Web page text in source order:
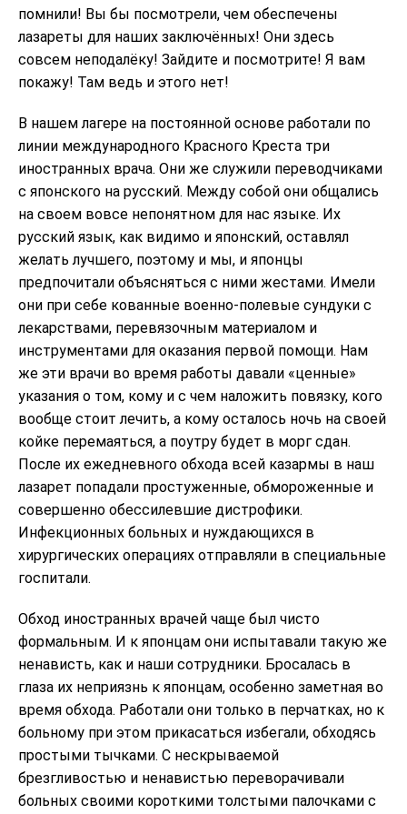
помнили! Вы бы посмотрели, чем обеспечены
лазареты для наших заключённых! Они здесь
совсем неподалёку! Зайдите и посмотрите! Я вам
покажу! Там ведь и этого нет!
В нашем лагере на постоянной основе работали по
линии международного Красного Креста три
иностранных врача. Они же служили переводчиками
с японского на русский. Между собой они общались
на своем вовсе непонятном для нас языке. Их
русский язык, как видимо и японский, оставлял
желать лучшего, поэтому и мы, и японцы
предпочитали объясняться с ними жестами. Имели
они при себе кованные военно-полевые сундуки с
лекарствами, перевязочным материалом и
инструментами для оказания первой помощи. Нам
же эти врачи во время работы давали «ценные»
указания о том, кому и с чем наложить повязку, кого
вообще стоит лечить, а кому осталось ночь на своей
койке перемаяться, а поутру будет в морг сдан.
После их ежедневного обхода всей казармы в наш
лазарет попадали простуженные, обмороженные и
совершенно обессилевшие дистрофики.
Инфекционных больных и нуждающихся в
хирургических операциях отправляли в специальные
госпитали.
Обход иностранных врачей чаще был чисто
формальным. И к японцам они испытавали такую же
ненависть, как и наши сотрудники. Бросалась в
глаза их неприязнь к японцам, особенно заметная во
время обхода. Работали они только в перчатках, но к
больному при этом прикасаться избегали, обходясь
простыми тычками. С нескрываемой
брезгливостью и ненавистью переворачивали
больных своими короткими толстыми палочками с